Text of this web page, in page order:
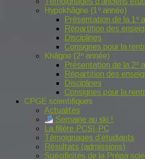
Hypokhâgne (1º année)
Présentation de la 1º
Répartition des
Disciplines
Consignes pour la
Khâgne (2º année)
Présentation de la 2º
Répartition des
Disciplines
Consignes pour la
CPGE scientifiques
Actualités
Semaine au ski !
La filière PCSI-PC
Témoignages d’étudiants
Résultats (admissions)
Spécificités de la Prépa